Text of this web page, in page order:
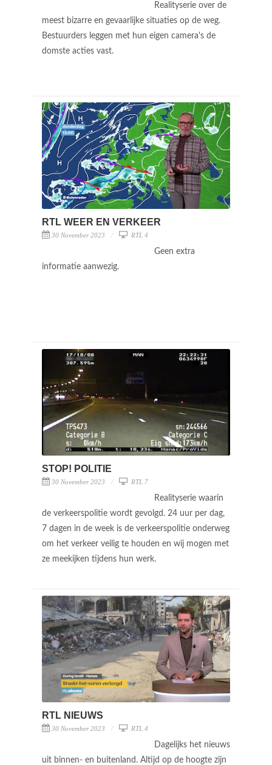
Realityserie over de
meest bizarre en gevaarlijke situaties op de weg.
Bestuurders leggen met hun eigen camera's de
domste acties vast.
RTL WEER EN VERKEER
30 November 2023 RTL 4
Geen extra
informatie aanwezig.
STOP! POLITIE
30 November 2023 RTL 7
Realityserie waarin
de verkeerspolitie wordt gevolgd. 24 uur per dag,
7 dagen in de week is de verkeerspolitie onderweg
om het verkeer veilig te houden en wij mogen met
ze meekijken tijdens hun werk.
RTL NIEUWS
30 November 2023 RTL 4
Dagelijks het nieuws
uit binnen- en buitenland. Altijd op de hoogte zijn